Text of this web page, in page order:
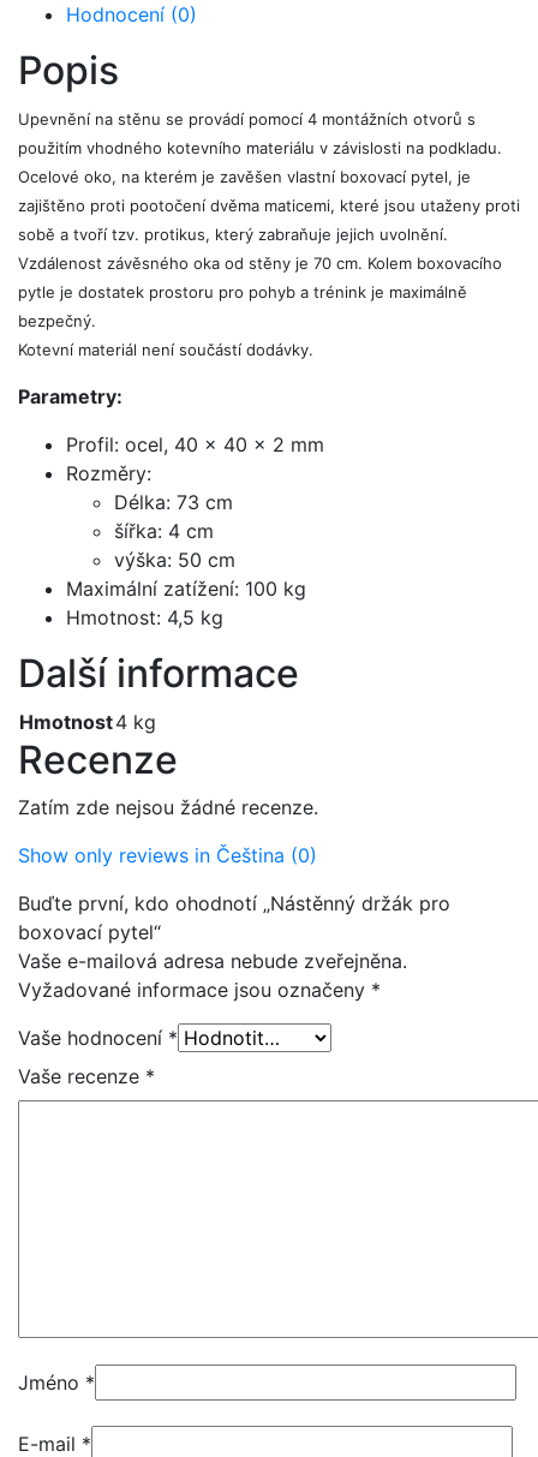
Hodnocení (0)
Popis
Upevnění na stěnu se provádí pomocí 4 montážních otvorů s
použitím vhodného kotevního materiálu v závislosti na podkladu.
Ocelové oko, na kterém je zavěšen vlastní boxovací pytel, je
zajištěno proti pootočení dvěma maticemi, které jsou utaženy proti
sobě a tvoří tzv. protikus, který zabraňuje jejich uvolnění.
Vzdálenost závěsného oka od stěny je 70 cm. Kolem boxovacího
pytle je dostatek prostoru pro pohyb a trénink je maximálně
bezpečný.
Kotevní materiál není součástí dodávky.
Parametry:
Profil: ocel, 40 x 40 x 2 mm
Rozměry:
Délka: 73 cm
šířka: 4 cm
výška: 50 cm
Maximální zatížení: 100 kg
Hmotnost: 4,5 kg
Další informace
Hmotnost4 kg
Recenze
Zatím zde nejsou žádné recenze.
Show only reviews in Čeština (0)
Buďte první, kdo ohodnotí „Nástěnný držák pro
boxovací pytel“
Vaše e-mailová adresa nebude zveřejněna.
Vyžadované informace jsou označeny *
Vaše hodnocení *
Vaše recenze *
Jméno *
E-mail *